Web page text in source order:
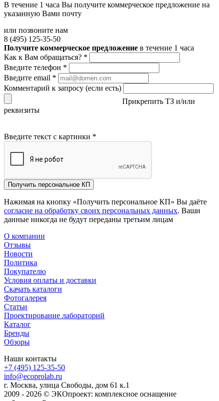
В течение 1 часа Вы получите коммерческое предложение на
указанную Вами почту
или позвоните нам
8 (495) 125-35-50
Получите коммерческое предложение в течение 1 часа
Как к Вам обращаться? *
Введите телефон *
Введите email *
Комментарий к запросу (если есть)
Прикрепить ТЗ и/или
реквизиты
Введите текст с картинки *
Получить персональное КП
Нажимая на кнопку «Получить персональное КП» Вы даёте
согласие на обработку своих персональных данных. Ваши
данные никогда не будут переданы третьим лицам
О компании
Отзывы
Новости
Политика
Покупателю
Условия оплаты и доставки
Скачать каталоги
Фотогалерея
Статьи
Проектирование лабораторий
Каталог
Бренды
Обзоры
Наши контакты
+7 (495) 125-35-50
info@ecoprolab.ru
г. Москва, улица Свободы, дом 61 к.1
2009 - 2026 © ЭКОпроект: комплексное оснащение